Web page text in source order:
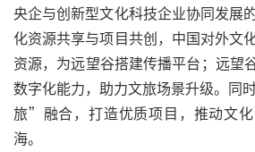
央企与创新型文化科技企业协同发展
化资源共享与项目共创，中国对外文
资源，为远望谷搭建传播平台；远望
数字化能力，助力文旅场景升级。同
旅”融合，打造优质项目，推动文
海。